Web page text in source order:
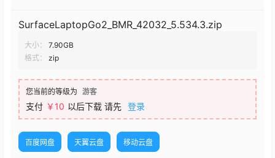
SurfaceLaptopGo2_BMR_42032_5.534.3.zip
大小：
7.90GB
格式：
zip
您当前的等级为 游客
支付 ￥ 10 以后下载 请先 登录
百度网盘 天翼云盘 移动云盘